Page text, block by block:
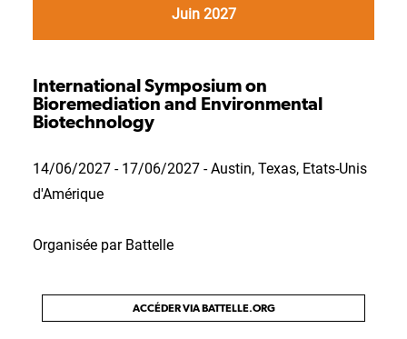
Juin 2027
International Symposium on
Bioremediation and Environmental
Biotechnology
14/06/2027 - 17/06/2027 - Austin, Texas, Etats-Unis
d'Amérique
Organisée par Battelle
ACCÉDER VIA BATTELLE.ORG